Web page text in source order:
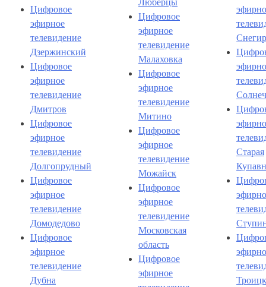
Цифровое
эфирное
телевидение
Дзержинский
Цифровое
эфирное
телевидение
Дмитров
Цифровое
эфирное
телевидение
Долгопрудный
Цифровое
эфирное
телевидение
Домодедово
Цифровое
эфирное
телевидение
Дубна
Люберцы
Цифровое
эфирное
телевидение
Малаховка
Цифровое
эфирное
телевидение
Митино
Цифровое
эфирное
телевидение
Можайск
Цифровое
эфирное
телевидение
Московская
область
Цифровое
эфирное
Старая
Троицк